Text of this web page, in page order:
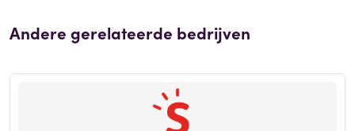
Andere gerelateerde bedrijven